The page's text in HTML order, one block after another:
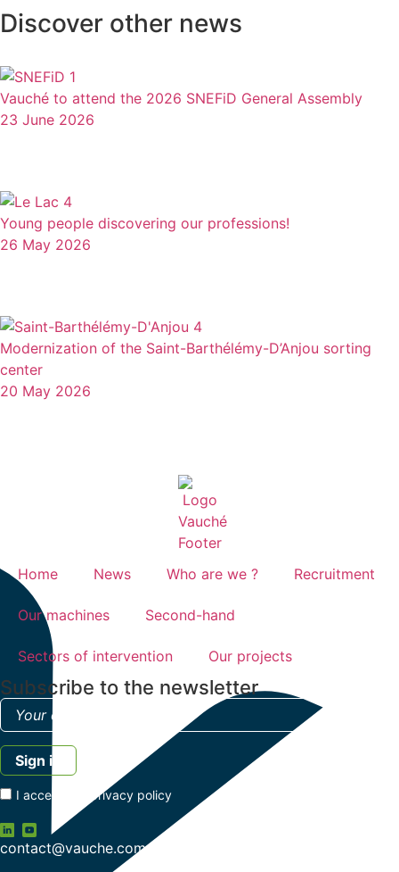
Discover other news
Vauché to attend the 2026 SNEFiD General Assembly
23 June 2026
Young people discovering our professions!
26 May 2026
Modernization of the Saint-Barthélémy-D’Anjou sorting
center
20 May 2026
Home News Who are we ? Recruitment
Our machines Second-hand
Sectors of intervention Our projects
Subscribe to the newsletter
I accept the privacy policy
contact@vauche.com